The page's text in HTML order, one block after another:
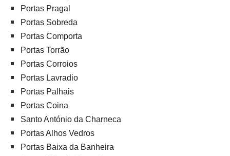
Portas Pragal
Portas Sobreda
Portas Comporta
Portas Torrão
Portas Corroios
Portas Lavradio
Portas Palhais
Portas Coina
Santo António da Charneca
Portas Alhos Vedros
Portas Baixa da Banheira